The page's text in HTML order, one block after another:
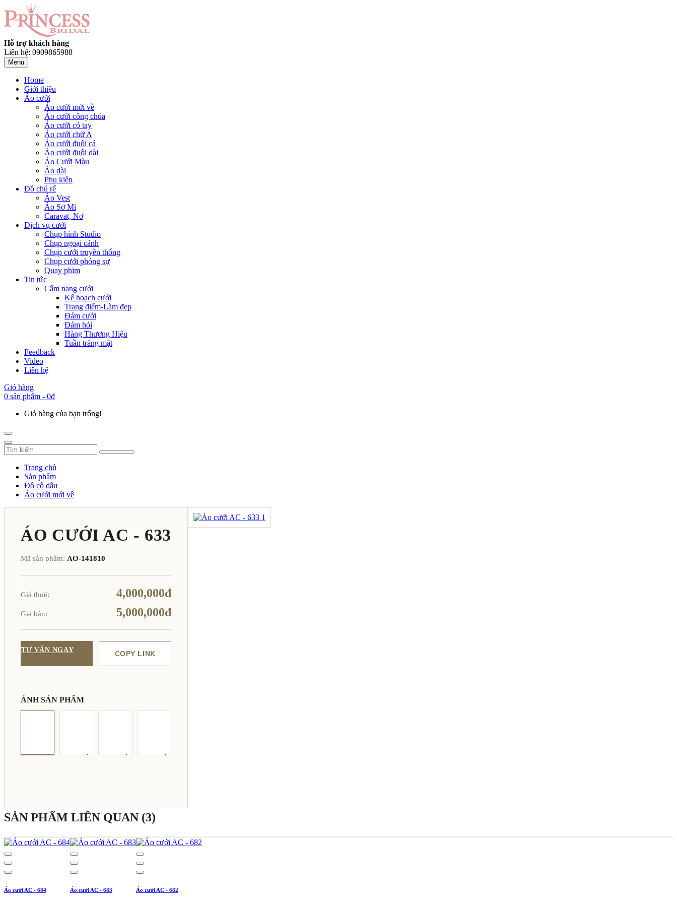
Hỗ trợ khách hàng
Liên hệ: 0909865988
Menu
Home
Giới thiệu
Áo cưới
Áo cưới mới về
Áo cưới công chúa
Áo cưới có tay
Áo cưới chữ A
Áo cưới đuôi cá
Áo cưới đuôi dài
Áo Cưới Màu
Áo dài
Phụ kiện
Đồ chú rể
Áo Vest
Áo Sơ Mi
Caravat, Nơ
Dịch vụ cưới
Chụp hình Studio
Chụp ngoại cảnh
Chụp cưới truyền thống
Chụp cưới phóng sự
Quay phim
Tin tức
Cẩm nang cưới
Kế hoạch cưới
Trang điểm-Làm đẹp
Đám cưới
Đám hỏi
Hàng Thương Hiệu
Tuần trăng mật
Feedback
Video
Liên hệ
Giỏ hàng
0 sản phẩm - 0đ
Giỏ hàng của bạn trống!
Trang chủ
Sản phẩm
Đồ cô dâu
Áo cưới mới về
ÁO CƯỚI AC - 633
Mã sản phẩm: AO-141810
Giá thuê: 4,000,000đ
Giá bán: 5,000,000đ
TƯ VẤN NGAY COPY LINK
ẢNH SẢN PHẨM
SẢN PHẨM LIÊN QUAN (3)
Áo cưới AC - 684 Áo cưới AC - 683 Áo cưới AC - 682